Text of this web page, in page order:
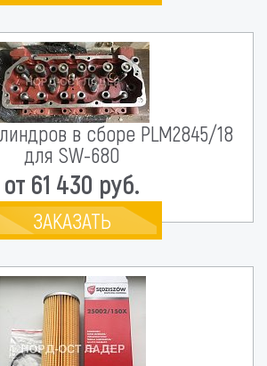
в сборе PLM2845/18
для SW-680
от 61 430 руб.
ЗАКАЗАТЬ